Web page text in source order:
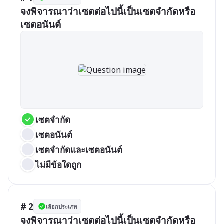
จงพิจารณาว่าเซตต่อไปนี้เป็นเซตจำกัดหรือ
เซตอนันต์
เซตจำกัด
เซตอนันต์
เซตจำกัดและเซตอนันต์
ไม่มีข้อใดถูก
# 2 เลือกประเภท
จงพิจารณาว่าเซตต่อไปนี้เป็นเซตจำกัดหรือ